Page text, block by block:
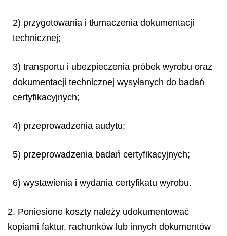
2) przygotowania i tłumaczenia dokumentacji
technicznej;
3) transportu i ubezpieczenia próbek wyrobu oraz
dokumentacji technicznej wysyłanych do badań
certyfikacyjnych;
4) przeprowadzenia audytu;
5) przeprowadzenia badań certyfikacyjnych;
6) wystawienia i wydania certyfikatu wyrobu.
2. Poniesione koszty należy udokumentować
kopiami faktur, rachunków lub innych dokumentów